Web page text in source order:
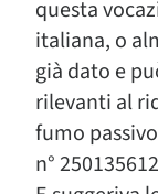
questa
italiana, o
già dato e
rilevanti al
fumo
n°